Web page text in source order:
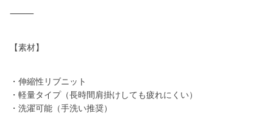
⸻
【素材】
・伸縮性リブニット
・軽量タイプ（長時間肩掛けしても疲れにくい）
・洗濯可能（手洗い推奨）